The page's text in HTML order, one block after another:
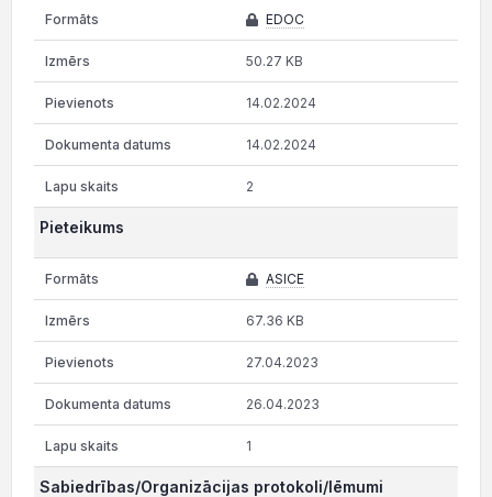
EDOC
50.27 KB
14.02.2024
14.02.2024
2
Pieteikums
ASICE
67.36 KB
27.04.2023
26.04.2023
1
Sabiedrības/Organizācijas protokoli/lēmumi